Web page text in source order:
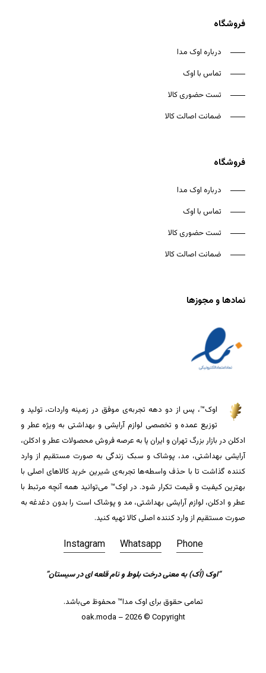
جمع جزء: 0تومان
مشاهده سبد خرید تسویه حساب
فروشگاه
درباره اوک مدا
تماس با اوک
تست حضوری کالا
ضمانت اصالت کالا
فروشگاه
درباره اوک مدا
تماس با اوک
تست حضوری کالا
ضمانت اصالت کالا
نمادها و مجوزها
اوک™، پس از دو دهه تجربه‌ی موفق در زمینه واردات، تولید و
توزیع عمده و تخصصی لوازم آرایشی و بهداشتی به ویژه عطر و
ادکلن در بازار بزرگ تهران و ایران پا به عرصه فروش محصولات عطر و ادکلن،
آرایشی بهداشتی، مد، پوشاک و سبک زندگی به صورت مستقیم از وارد
کننده گذاشت تا با حذف واسطه‌ها تجربه‌ی شیرین خرید کالاهای اصلی با
بهترین کیفیت و قیمت تکرار شود. در اوک™ می‌توانید همه آنچه مرتبط با
عطر و ادکلن، لوازم آرایشی بهداشتی، مد و پوشاک است را بدون دغدغه به
صورت مستقیم از وارد کننده اصلی کالا تهیه کنید.
Instagram Whatsapp Phone
“اوک (اُک) به معنی درخت بلوط و نام قلعه ای در سیستان”
تمامی حقوق برای اوک مدا™ محفوظ می‌باشد.
oak.moda – 2026 © Copyright